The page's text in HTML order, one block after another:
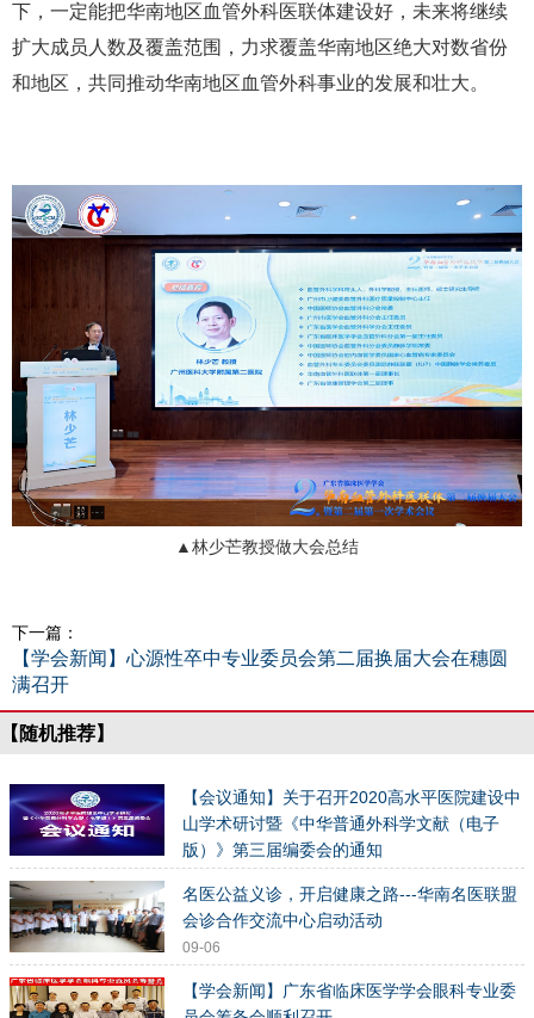
下，一定能把华南地区血管外科医联体建设好，未来将继续
扩大成员人数及覆盖范围，力求覆盖华南地区绝大对数省份
和地区，共同推动华南地区血管外科事业的发展和壮大。
▲林少芒教授做大会总结
下一篇：
【学会新闻】心源性卒中专业委员会第二届换届大会在穗圆
满召开
【随机推荐】
【会议通知】关于召开2020高水平医院建设中
山学术研讨暨《中华普通外科学文献（电子
版）》第三届编委会的通知
08-31
名医公益义诊，开启健康之路---华南名医联盟
会诊合作交流中心启动活动
09-06
【学会新闻】广东省临床医学学会眼科专业委